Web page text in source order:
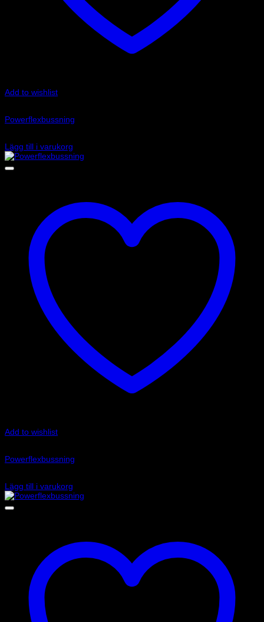
Add to wishlist
Powerflexbussning
Lägg till i varukorg
Add to wishlist
Powerflexbussning
Lägg till i varukorg